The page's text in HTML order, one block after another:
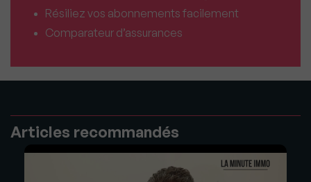
Résiliez vos abonnements facilement
Comparateur d’assurances
Articles recommandés